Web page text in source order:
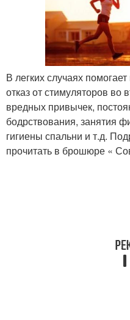
В легких случаях
отказ от стимуляторов во
вредных привычек,
бодрствования, занятия
гигиены спальни и т.д.
прочитать в брошюре «